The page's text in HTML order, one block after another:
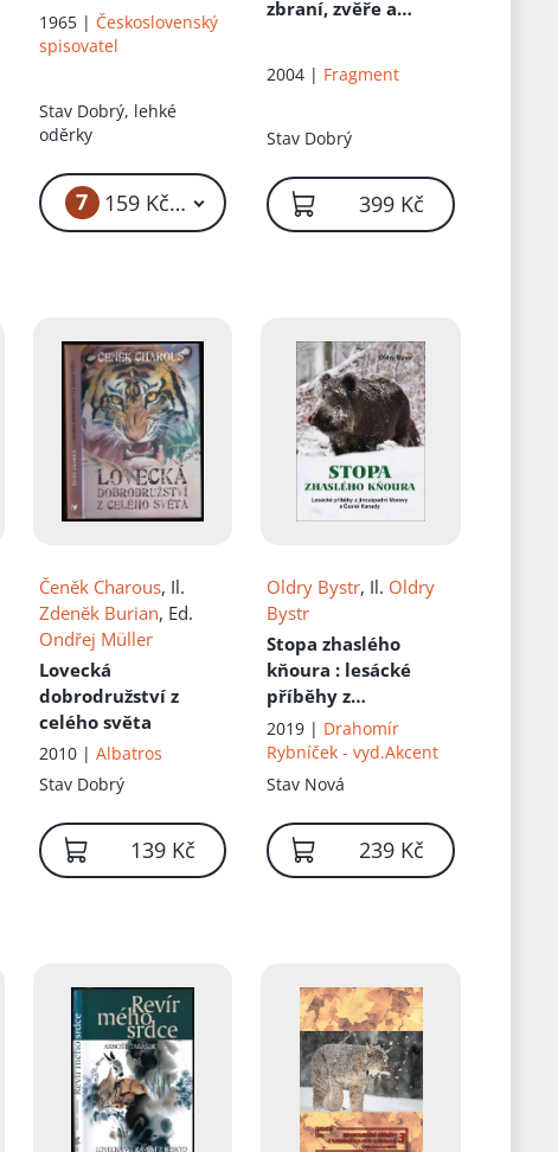
20 Kč
1965 | Československý
spisovatel
Stav Dobrý, lehké
oděrky
7 159 Kč – 199 Kč
zbraní, zvěře a
2004 | Fragment
Stav Dobrý
399 Kč
Čeněk Charous, Il.
Zdeněk Burian, Ed.
Ondřej Müller
Lovecká
dobrodružství z
celého světa
2010 | Albatros
Stav Dobrý
139 Kč
Oldry Bystr, Il. Oldry
Bystr
Stopa zhaslého
kňoura : lesácké
příběhy z
jihozápadní Moravy
a České Kanady
2019 | Drahomír
Rybníček - vyd.Akcent
Stav Nová
239 Kč